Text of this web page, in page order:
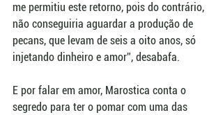
me permitiu este retorno, pois do contrário,
não conseguiria aguardar a produção de
pecans, que levam de seis a oito anos, só
injetando dinheiro e amor”, desabafa.
E por falar em amor, Marostica conta o
segredo para ter o pomar com uma das